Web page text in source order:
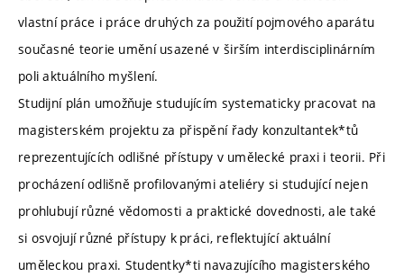
vlastní práce i práce druhých za použití pojmového aparátu
současné teorie umění usazené v širším interdisciplinárním
poli aktuálního myšlení.
Studijní plán umožňuje studujícím systematicky pracovat na
magisterském projektu za přispění řady konzultantek*tů
reprezentujících odlišné přístupy v umělecké praxi i teorii. Při
procházení odlišně profilovanými ateliéry si studující nejen
prohlubují různé vědomosti a praktické dovednosti, ale také
si osvojují různé přístupy k práci, reflektující aktuální
uměleckou praxi. Studentky*ti navazujícího magisterského